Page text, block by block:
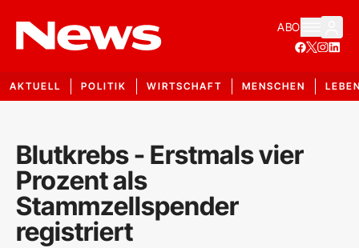
ABO
AKTUELL POLITIK WIRTSCHAFT MENSCHEN
Blutkrebs - Erstmals vier
Prozent als
Stammzellspender
registriert